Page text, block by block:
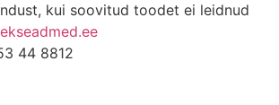
kui soovitud toodet ei leidnud
44 8812